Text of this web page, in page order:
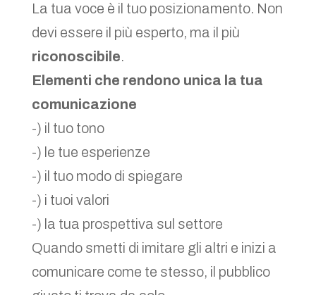
La tua voce è il tuo posizionamento. Non
devi essere il più esperto, ma il più
riconoscibile.
Elementi che rendono unica la tua
comunicazione
-) il tuo tono
-) le tue esperienze
-) il tuo modo di spiegare
-) i tuoi valori
-) la tua prospettiva sul settore
Quando smetti di imitare gli altri e inizi a
comunicare come te stesso, il pubblico